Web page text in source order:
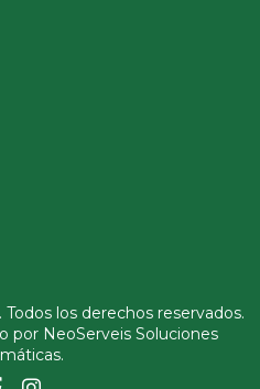
los derechos reservados.
por NeoServeis Soluciones
.